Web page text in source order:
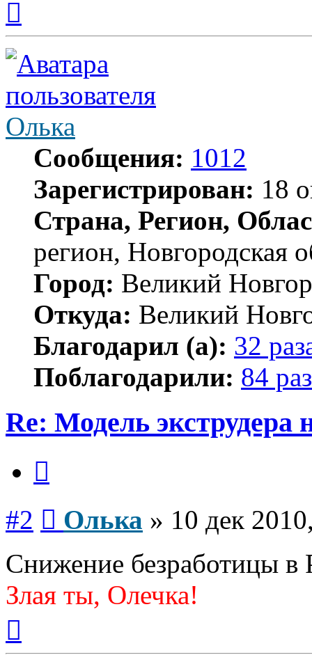
началу
Олька
Сообщения: 1012
Зарегистрирован: 18
Страна, Регион,
регион, Новгородская
Город: Великий
Откуда: Великий
Благодарил (а): 32
Поблагодарили: 84
Re: Модель экструдера
#2 Олька » 10 дек
Снижение безработицы в
Злая ты, Олечка!
началу